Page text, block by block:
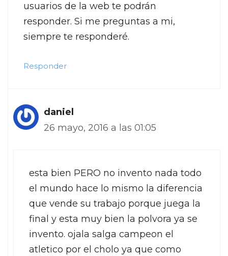
usuarios de la web te podrán
responder. Si me preguntas a mi,
siempre te responderé.
Responder
daniel
26 mayo, 2016 a las 01:05
esta bien PERO no invento nada todo
el mundo hace lo mismo la diferencia
que vende su trabajo porque juega la
final y esta muy bien la polvora ya se
invento. ojala salga campeon el
atletico por el cholo ya que como